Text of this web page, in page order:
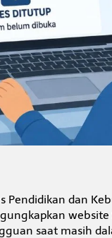
Pendidikan dan
saat masih